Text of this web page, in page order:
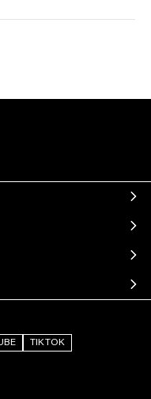
TIKTOK